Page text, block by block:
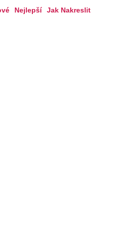
Nejlepší Jak Nakreslit